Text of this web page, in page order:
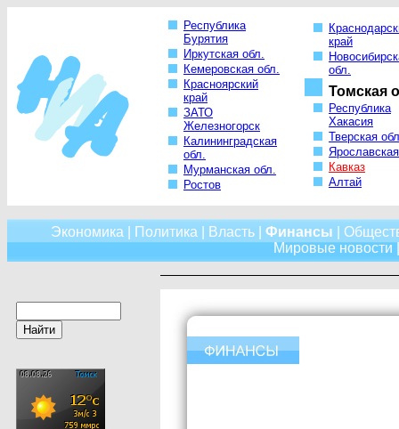
Республика
Бурятия
Иркутская обл.
Кемеровская обл.
Красноярский
край
ЗАТО
Железногорск
Калининградская
обл.
Мурманская обл.
Ростов
край
обл.
Томская
Республика
Хакасия
Тверская
Кавказ
Алтай
Экономика Политика Власть| Финансы
Мировые новости